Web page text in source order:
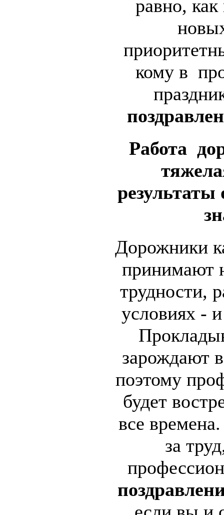
равно, как
кому в
Работа
результаты
Дорожники
принимают
трудности,
условиях -
зарождают
поэтому
будет
все
за